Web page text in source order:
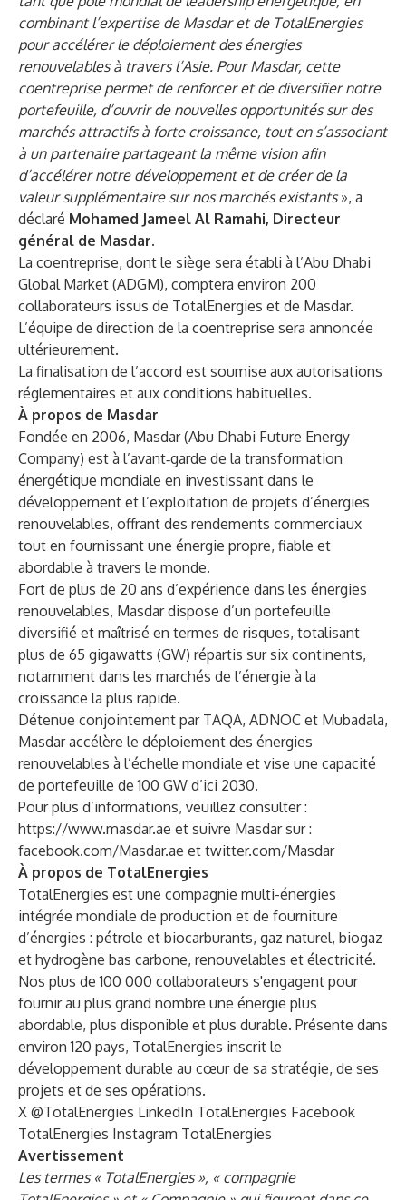
combinant l’expertise de Masdar et de TotalEnergies
pour accélérer le déploiement des énergies
renouvelables à travers l’Asie. Pour Masdar, cette
coentreprise permet de renforcer et de diversifier notre
portefeuille, d’ouvrir de nouvelles opportunités sur des
marchés attractifs à forte croissance, tout en s’associant
à un partenaire partageant la même vision afin
d’accélérer notre développement et de créer de la
valeur supplémentaire sur nos marchés existants», a
déclaré Mohamed Jameel Al Ramahi, Directeur
général de Masdar.
La coentreprise, dont le siège sera établi à l’Abu Dhabi
Global Market (ADGM), comptera environ 200
collaborateurs issus de TotalEnergies et de Masdar.
L’équipe de direction de la coentreprise sera annoncée
ultérieurement.
La finalisation de l’accord est soumise aux autorisations
réglementaires et aux conditions habituelles.
À propos de Masdar
Fondée en 2006, Masdar (Abu Dhabi Future Energy
Company) est à l’avant‑garde de la transformation
énergétique mondiale en investissant dans le
développement et l’exploitation de projets d’énergies
renouvelables, offrant des rendements commerciaux
tout en fournissant une énergie propre, fiable et
abordable à travers le monde.
Fort de plus de 20 ans d’expérience dans les énergies
renouvelables, Masdar dispose d’un portefeuille
diversifié et maîtrisé en termes de risques, totalisant
plus de 65 gigawatts (GW) répartis sur six continents,
notamment dans les marchés de l’énergie à la
croissance la plus rapide.
Détenue conjointement par TAQA, ADNOC et Mubadala,
Masdar accélère le déploiement des énergies
renouvelables à l’échelle mondiale et vise une capacité
de portefeuille de 100 GW d’ici 2030.
Pour plus d’informations, veuillez consulter :
https://www.masdar.ae et suivre Masdar sur :
facebook.com/Masdar.ae et twitter.com/Masdar
À propos de TotalEnergies
TotalEnergies est une compagnie multi-énergies
intégrée mondiale de production et de fourniture
d’énergies : pétrole et biocarburants, gaz naturel, biogaz
et hydrogène bas carbone, renouvelables et électricité.
Nos plus de 100 000 collaborateurs s'engagent pour
fournir au plus grand nombre une énergie plus
abordable, plus disponible et plus durable. Présente dans
environ 120 pays, TotalEnergies inscrit le
développement durable au cœur de sa stratégie, de ses
projets et de ses opérations.
X @TotalEnergies LinkedIn TotalEnergies Facebook
TotalEnergies Instagram TotalEnergies
Avertissement
Les termes « TotalEnergies », « compagnie